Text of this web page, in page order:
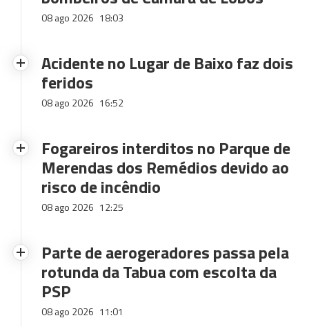
08 ago 2026 18:03
Acidente no Lugar de Baixo faz dois
feridos
08 ago 2026 16:52
Fogareiros interditos no Parque de
Merendas dos Remédios devido ao
risco de incêndio
08 ago 2026 12:25
Parte de aerogeradores passa pela
rotunda da Tabua com escolta da
PSP
08 ago 2026 11:01